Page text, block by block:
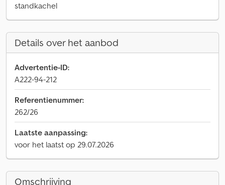
standkachel
Details over het aanbod
Advertentie-ID:
A222-94-212
Referentienummer:
262/26
Laatste aanpassing:
voor het laatst op 29.07.2026
Omschrijving